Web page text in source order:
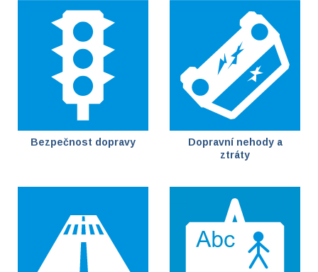
Bezpečnost dopravy
Dopravní nehody a
ztráty